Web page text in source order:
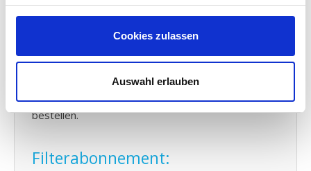
Cookies zulassen
Auswahl erlauben
Sie bekommen alle sechs Monate eine Erinnerungs-
Vent-Axia KWL Filter kontrollieren und eventuell
austauschen sollten. In dieser E-Mail ist Ihre letzte
mehr Zuhause haben, dann können Sie mit einem
Druck auf die Taste Ihren neuen Vent-Axiat Filter
bestellen.
Filterabonnement: